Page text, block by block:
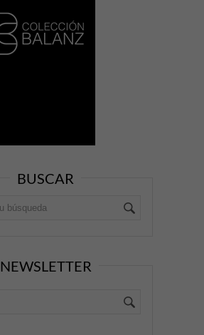
BUSCAR
NEWSLETTER